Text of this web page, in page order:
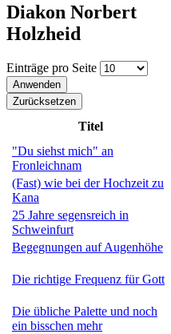
Diakon Norbert
Holzheid
Einträge pro Seite
Titel
"Du siehst mich" an
Fronleichnam
(Fast) wie bei der Hochzeit zu
Kana
25 Jahre segensreich in
Schweinfurt
Begegnungen auf Augenhöhe
Die richtige Frequenz für Gott
Die übliche Palette und noch
ein bisschen mehr